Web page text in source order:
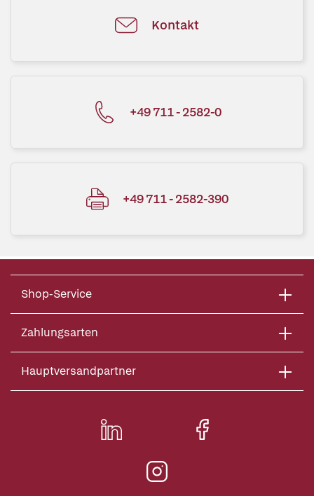
Kontakt
+49 711 - 2582-0
+49 711 - 2582-390
Shop-Service
Zahlungsarten
Hauptversandpartner